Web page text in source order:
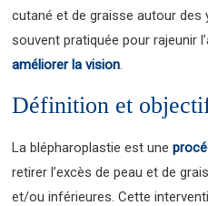
cutané et de graisse autour des
souvent pratiquée pour rajeunir
améliorer la vision.
Définition et
La blépharoplastie est une
retirer l’excès de peau et de
et/ou inférieures. Cette